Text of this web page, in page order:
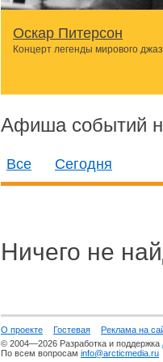
Оскар Питерсон
Концерт легенды мирового
Афиша событий
Все Сегодня
Ничего не
О проекте Гостевая
Реклама на
© 2004—2026 Разработка и поддержка
По всем вопросам info@arcticmedia.ru